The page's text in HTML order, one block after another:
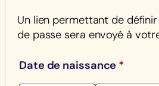
Un lien permettant de
de passe sera envoyé à
Date de naissance *